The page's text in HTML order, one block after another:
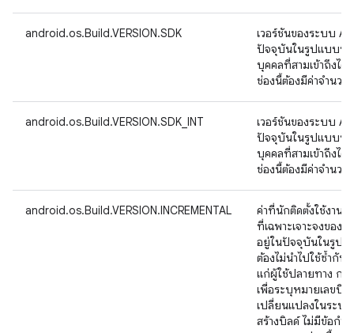
android.os.Build.VERSION.SDK
เวอร์ชันของระบบ
ปัจจุบันในรูปแบบที่โ
บุคคลที่สามเข้าถึงไ
ช่องนี้ต้องมีค่าจำนวน
android.os.Build.VERSION.SDK_INT
เวอร์ชันของระบบ
ปัจจุบันในรูปแบบที่โ
บุคคลที่สามเข้าถึงไ
ช่องนี้ต้องมีค่าจำนวน
android.os.Build.VERSION.INCREMENTAL
ค่าที่นักติดตั้งใช้งาน
ที่เฉพาะเจาะจงของ
อยู่ในปัจจุบันในรูป
ต้องไม่นําไปใช้ซ้ำกั
แก่ผู้ใช้ปลายทาง กา
เพื่อระบุหมายเลขบิล
เปลี่ยนแปลงในระบ
สร้างบิลด์ ไม่มีข้อก